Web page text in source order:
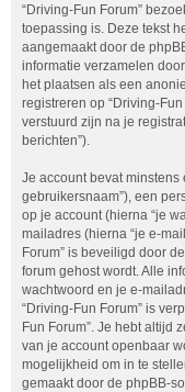
“Driving-Fun Forum”
toepassing is. Deze tekst
aangemaakt door de
informatie verzamelen
het plaatsen als een
registreren op “Driving-
verstuurd zijn na je
berichten”).
Je account bevat
gebruikersnaam”), een
op je account (hierna “je
mailadres (hierna “je e-
Forum” is beveiligd door
forum gehost wordt. Alle
wachtwoord en je e-
“Driving-Fun Forum” is
Fun Forum”. Je hebt altijd
van je account openbaar
mogelijkheid om in te
gemaakt door de phpBB-